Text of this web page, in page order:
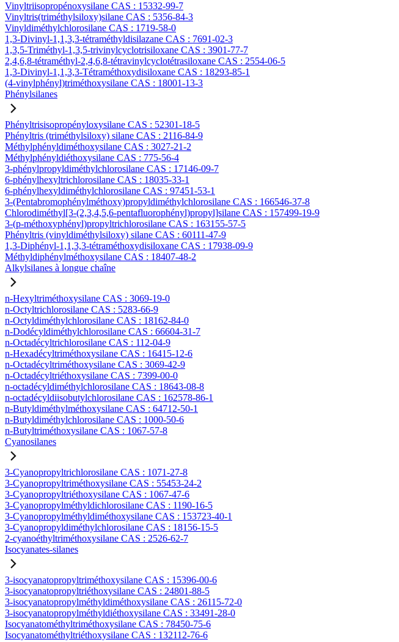
Vinyltriisopropénoxysilane CAS : 15332-99-7
Vinyltris(triméthylsiloxy)silane CAS : 5356-84-3
Vinyldiméthylchlorosilane CAS : 1719-58-0
1,3-Divinyl-1,1,3,3-tétraméthyldisilazane CAS : 7691-02-3
1,3,5-Triméthyl-1,3,5-trivinylcyclotrisiloxane CAS : 3901-77-7
2,4,6,8-tétraméthyl-2,4,6,8-tétravinylcyclotétrasiloxane CAS : 2554-06-5
1,3-Divinyl-1,1,3,3-Tétraméthoxydisiloxane CAS : 18293-85-1
(4-vinylphényl)triméthoxysilane CAS : 18001-13-3
Phénylsilanes
Phényltrisisopropényloxysilane CAS : 52301-18-5
Phényltris (triméthylsiloxy) silane CAS : 2116-84-9
Méthylphényldiméthoxysilane CAS : 3027-21-2
Méthylphényldiéthoxysilane CAS : 775-56-4
3-phénylpropyldiméthylchlorosilane CAS : 17146-09-7
6-phénylhexyltrichlorosilane CAS : 18035-33-1
6-phénylhexyldiméthylchlorosilane CAS : 97451-53-1
3-(Pentabromophénylméthoxy)propyldiméthylchlorosilane CAS : 166546-37-8
Chlorodiméthyl[3-(2,3,4,5,6-pentafluorophényl)propyl]silane CAS : 157499-19-9
3-(p-méthoxyphényl)propyltrichlorosilane CAS : 163155-57-5
Phényltris (vinyldiméthylsiloxy) silane CAS : 60111-47-9
1,3-Diphényl-1,1,3,3-tétraméthoxydisiloxane CAS : 17938-09-9
Méthyldiphénylméthoxysilane CAS : 18407-48-2
Alkylsilanes à longue chaîne
n-Hexyltriméthoxysilane CAS : 3069-19-0
n-Octyltrichlorosilane CAS : 5283-66-9
n-Octyldiméthylchlorosilane CAS : 18162-84-0
n-Dodécyldiméthylchlorosilane CAS : 66604-31-7
n-Octadécyltrichlorosilane CAS : 112-04-9
n-Hexadécyltriméthoxysilane CAS : 16415-12-6
n-Octadécyltriméthoxysilane CAS : 3069-42-9
n-Octadécyltriéthoxysilane CAS : 7399-00-0
n-octadécyldiméthylchlorosilane CAS : 18643-08-8
n-octadécyldiisobutylchlorosilane CAS : 162578-86-1
n-Butyldiméthylméthoxysilane CAS : 64712-50-1
n-Butyldiméthylchlorosilane CAS : 1000-50-6
n-Butyltriméthoxysilane CAS : 1067-57-8
Cyanosilanes
3-Cyanopropyltrichlorosilane CAS : 1071-27-8
3-Cyanopropyltriméthoxysilane CAS : 55453-24-2
3-Cyanopropyltriéthoxysilane CAS : 1067-47-6
3-Cyanopropylméthyldichlorosilane CAS : 1190-16-5
3-Cyanopropylméthyldiméthoxysilane CAS : 153723-40-1
3-Cyanopropyldiméthylchlorosilane CAS : 18156-15-5
2-cyanoéthyltriméthoxysilane CAS : 2526-62-7
Isocyanates-silanes
3-isocyanatopropyltriméthoxysilane CAS : 15396-00-6
3-isocyanatopropyltriéthoxysilane CAS : 24801-88-5
3-isocyanatopropylméthyldiméthoxysilane CAS : 26115-72-0
3-isocyanatopropylméthyldiéthoxysilane CAS : 33491-28-0
Isocyanatométhyltriméthoxysilane CAS : 78450-75-6
Isocyanatométhyltriéthoxysilane CAS : 132112-76-6